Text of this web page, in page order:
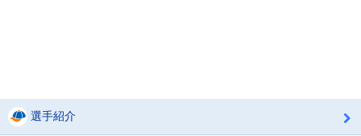
選手紹介